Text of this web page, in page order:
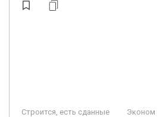
Строится, есть сданные Эконом